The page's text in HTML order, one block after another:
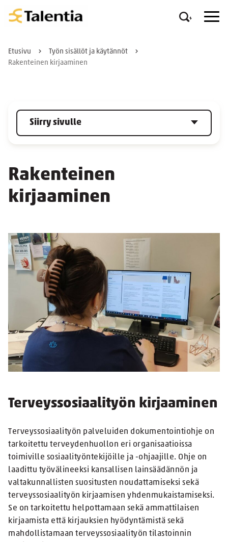
Etusivu
Työn sisällöt ja käytännöt
Rakenteinen kirjaaminen
Siirry sivulle
Rakenteinen
kirjaaminen
Terveyssosiaalityön kirjaaminen
Terveyssosiaalityön palveluiden dokumentointiohje on
tarkoitettu terveydenhuollon eri organisaatioissa
toimiville sosiaalityöntekijöille ja -ohjaajille. Ohje on
laadittu työvälineeksi kansallisen lainsäädännön ja
valtakunnallisten suositusten noudattamiseksi sekä
terveyssosiaalityön kirjaamisen yhdenmukaistamiseksi.
Se on tarkoitettu helpottamaan sekä ammattilaisen
kirjaamista että kirjauksien hyödyntämistä sekä
mahdollistamaan terveyssosiaalityön tilastoinnin